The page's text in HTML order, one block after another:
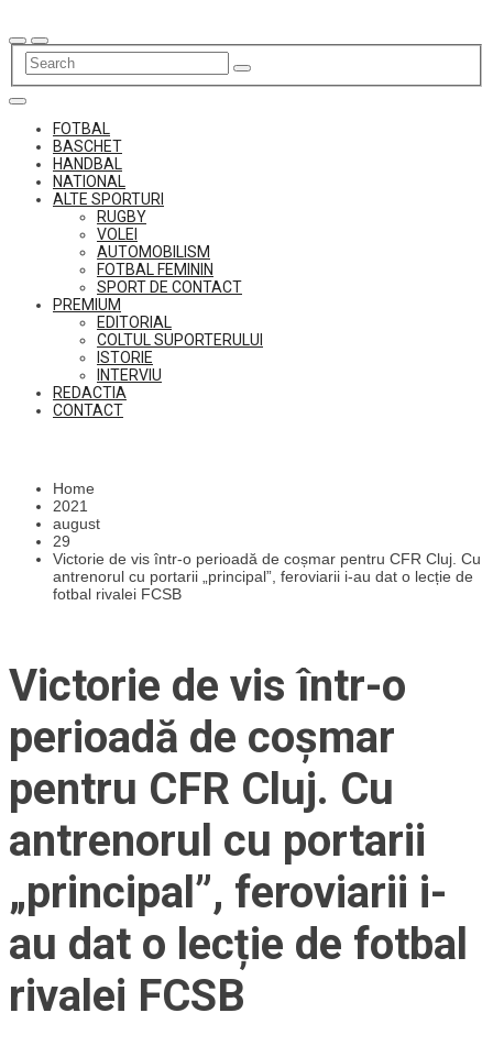
to
content
FOTBAL
BASCHET
HANDBAL
NATIONAL
ALTE SPORTURI
RUGBY
VOLEI
AUTOMOBILISM
FOTBAL FEMININ
SPORT DE CONTACT
PREMIUM
EDITORIAL
COLTUL SUPORTERULUI
ISTORIE
INTERVIU
REDACTIA
CONTACT
Home
2021
august
29
Victorie de vis într-o perioadă de coșmar pentru CFR Cluj. Cu
antrenorul cu portarii „principal”, feroviarii i-au dat o lecție de
fotbal rivalei FCSB
Victorie de vis într-o
perioadă de coșmar
pentru CFR Cluj. Cu
antrenorul cu portarii
„principal”, feroviarii i-
au dat o lecție de fotbal
rivalei FCSB